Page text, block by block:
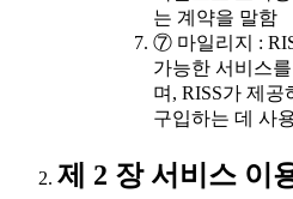
는 계약을 말함
⑦ 마일리지 :
가능한 서비스
며, RISS가 제
구입하는 데 사
제 2 장 서비스 이